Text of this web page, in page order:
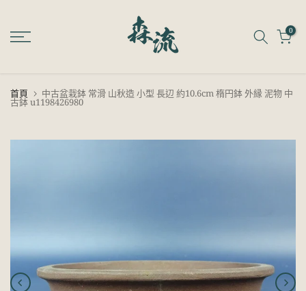
至
內
0
首頁 中古盆栽鉢 常滑 山秋造 小型 長辺 約10.6cm 楕円鉢 外縁 泥物 中
古鉢 u1198426980